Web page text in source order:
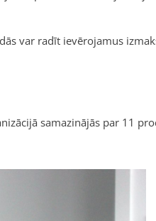
var radīt ievērojamus
samazinājās par 11